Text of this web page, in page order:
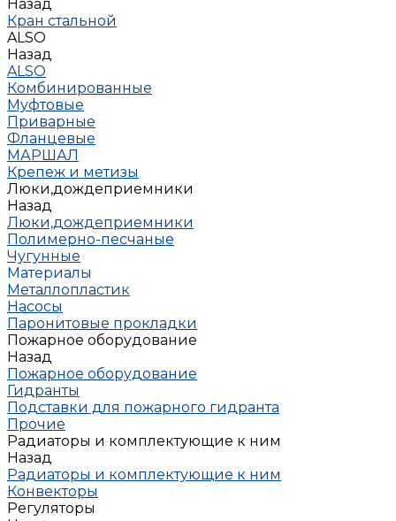
Назад
Кран стальной
ALSO
Назад
ALSO
Комбинированные
Муфтовые
Приварные
Фланцевые
МАРШАЛ
Крепеж и метизы
Люки,дождеприемники
Назад
Люки,дождеприемники
Полимерно-песчаные
Чугунные
Материалы
Металлопластик
Насосы
Паронитовые прокладки
Пожарное оборудование
Назад
Пожарное оборудование
Гидранты
Подставки для пожарного гидранта
Прочие
Радиаторы и комплектующие к ним
Назад
Радиаторы и комплектующие к ним
Конвекторы
Регуляторы